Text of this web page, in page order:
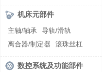
卧式加工中心
龙门加工中心
激光快速成型
组合机床
螺纹加工机床
切削液
刃磨机
机床元部件
主轴/轴承
导轨/滑轨
离合器/制定器
滚珠丝杠
齿轮/减速器
数控系统及功能部件